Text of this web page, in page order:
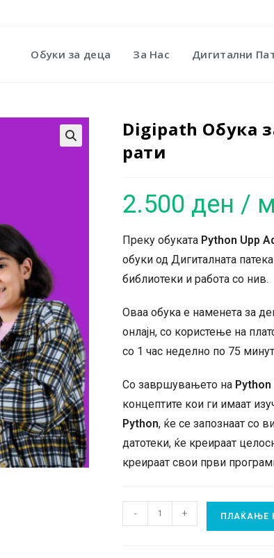
Обуки за деца За Нас Дигитални
Digipath Обука
рати
2.500 ден /
Преку обуката Python Upp
обуки од Дигиталната
библиотеки и работа со нив.
Оваа обука е наменета за
онлајн, со користење на
со 1 час неделно по 75
Со завршувањето на Python
концептите кои ги имаат
Python, ќе се запознаат со
датотеки, ќе креираат
креираат свои први
Обука
- + ПЛАЌАЊЕ